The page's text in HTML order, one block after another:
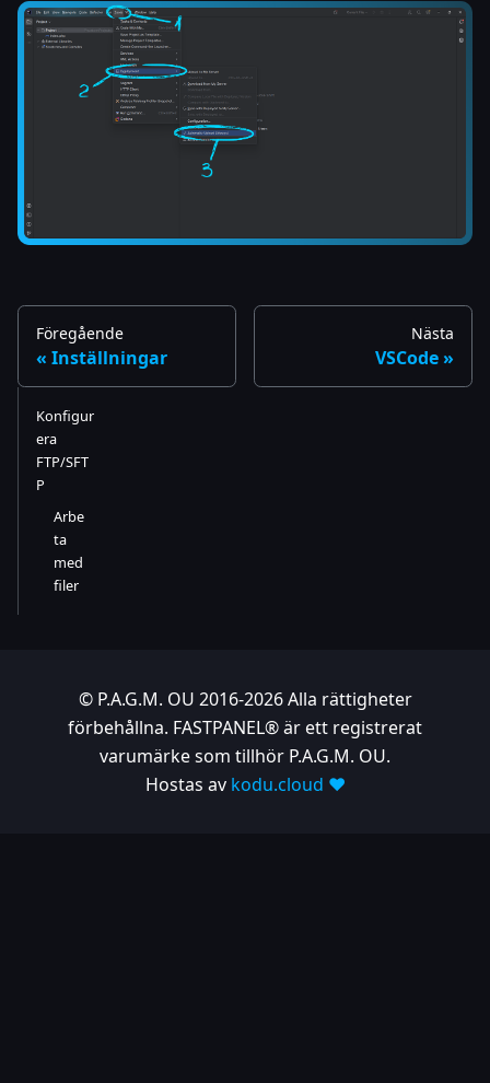
Föregående
Inställningar
Nästa
VSCode
Konfigur
era
FTP/SFT
P
Arbe
ta
med
filer
© P.A.G.M. OU 2016-2026 Alla rättigheter
förbehållna. FASTPANEL® är ett registrerat
varumärke som tillhör P.A.G.M. OU.
Hostas av kodu.cloud ❤️